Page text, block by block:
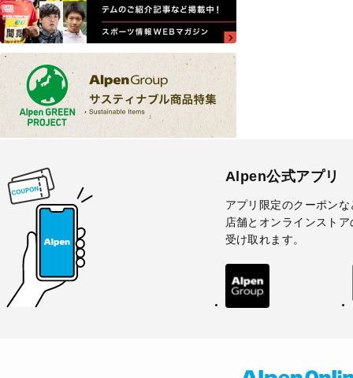
Alpen公式アプリ
アプリ限定のクーポンな
店舗とオンラインスト
受け取れます。